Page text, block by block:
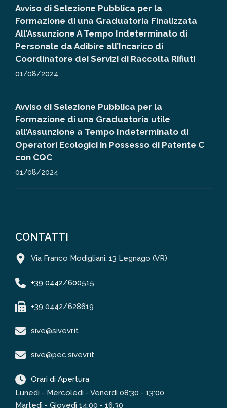
Avviso di Selezione Pubblica per la
Formazione di una Graduatoria Finalizzata
All’Assunzione A Tempo Indeterminato di
Personale da Adibire all’Incarico di
Coordinatore dei Servizi di Raccolta Rifiuti
01/08/2024
Avviso di Selezione Pubblica per la
Formazione di una Graduatoria utile
all’Assunzione a Tempo Indeterminato di
Operatori Ecologici in Possesso di Patente C
con CQC
01/08/2024
CONTATTI
Via Franco Modigliani, 13 Legnago (VR)
+39 0442/600515
+39 0442/628619
sive@sivevr.it
sive@pec.sivevr.it
Orari di Apertura
Lunedì - Mercoledì - Venerdì 08:30 - 13:00
Martedì - Giovedì 14:00 - 16:30